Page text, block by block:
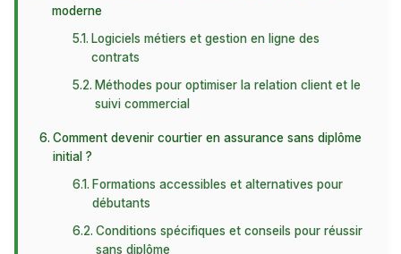
moderne
Logiciels métiers et gestion en ligne des
contrats
Méthodes pour optimiser la relation client et le
suivi commercial
Comment devenir courtier en assurance sans diplôme
initial ?
Formations accessibles et alternatives pour
débutants
Conditions spécifiques et conseils pour réussir
sans diplôme